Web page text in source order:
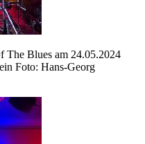
The Blues am 24.05.2024
Foto: Hans-Georg